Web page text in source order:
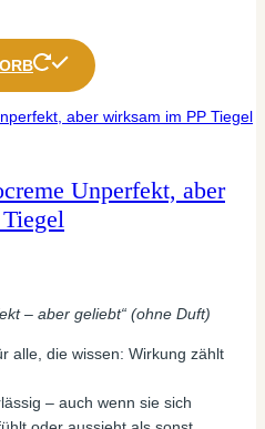
Unperfekt, aber
– aber geliebt“ (ohne Duft)
alle, die wissen: Wirkung zählt
– auch wenn sie sich